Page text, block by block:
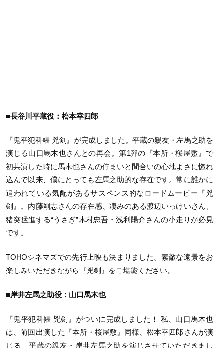
■長谷川平蔵役：松本幸四郎
『鬼平犯科帳 兇剣』が完成しました。平蔵の親友・左馬之助を
演じる山口馬木也さんとの再会。第1弾の『本所・桜屋敷』で
初共演した時に馬木也さんの佇まいと間合いの心地よさに惚れ
込んで以来、僕にとっても左馬之助的な存在です。常に誰かに
追われている気配があるサスペンス的なロードムービー『兇
剣』。内藤剛志さんの存在感、凄みのある渡辺いっけいさん、
猪突猛進する“うさぎ”木村忠吾・浅利陽介さんの小走りが必見
です。
TOHOシネマズでの先行上映も決まりました。素敵な遠景をお
楽しみいただきながら『兇剣』をご堪能ください。
■岸井左馬之助役：山口馬木也
『鬼平犯科帳 兇剣』がついに完成しました！ 私、山口馬木也
は、前回出演した『本所・桜屋敷』同様、松本幸四郎さんが演
じる、平蔵の親友・岸井左馬之助を演じさせていただきまし